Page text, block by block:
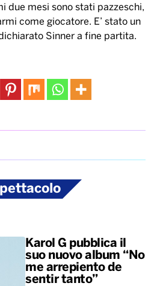
due mesi sono stati pazzeschi,
come giocatore. E’ stato un
Sinner a fine partita.
Karol G pubblica il
suo nuovo album “No
me arrepiento de
sentir tanto”